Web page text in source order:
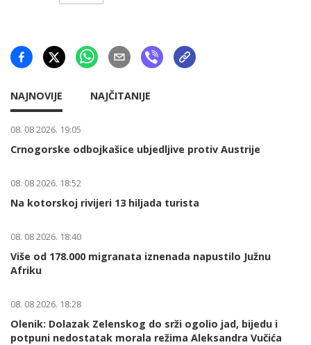
NAJNOVIJE NAJČITANIJE
08. 08 2026. 19:05
Crnogorske odbojkašice ubjedljive protiv Austrije
08. 08 2026. 18:52
Na kotorskoj rivijeri 13 hiljada turista
08. 08 2026. 18:40
Više od 178.000 migranata iznenada napustilo Južnu
Afriku
08. 08 2026. 18:28
Olenik: Dolazak Zelenskog do srži ogolio jad, bijedu i
potpuni nedostatak morala režima Aleksandra Vučića